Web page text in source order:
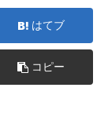
はてブ
コピー